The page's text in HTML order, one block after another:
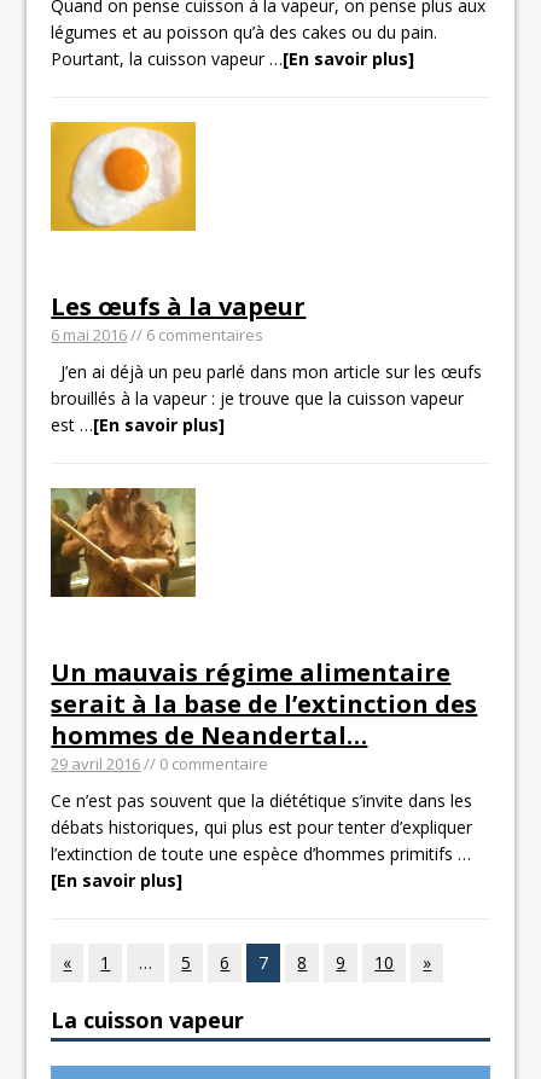
Quand on pense cuisson à la vapeur, on pense plus aux
légumes et au poisson qu’à des cakes ou du pain.
Pourtant, la cuisson vapeur…[En savoir plus]
Les œufs à la vapeur
6 mai 2016// 6 commentaires
J’en ai déjà un peu parlé dans mon article sur les œufs
brouillés à la vapeur : je trouve que la cuisson vapeur
est…[En savoir plus]
Un mauvais régime alimentaire
serait à la base de l’extinction des
hommes de Neandertal…
29 avril 2016// 0 commentaire
Ce n’est pas souvent que la diététique s’invite dans les
débats historiques, qui plus est pour tenter d’expliquer
l’extinction de toute une espèce d’hommes primitifs…
[En savoir plus]
« 1 … 5 6 7 8 9 10 »
La cuisson vapeur